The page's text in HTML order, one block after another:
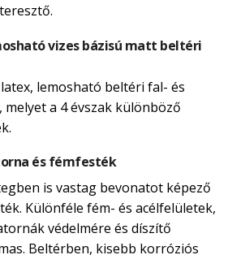
vizes bázisú matt beltéri
lemosható beltéri fal- és
a 4 évszak különböző
és fémfesték
is vastag bevonatot képező
Különféle fém- és acélfelületek,
védelmére és díszítő
Beltérben, kisebb korróziós